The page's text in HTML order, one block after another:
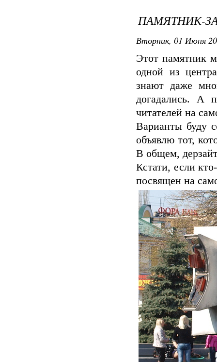
ПАМЯТНИК-
Вторник, 01 Июня
Этот памятник
одной из
знают даже
догадались. А
читателей на
Варианты буду
объявлю тот,
В общем,
Кстати, если
посвящен на